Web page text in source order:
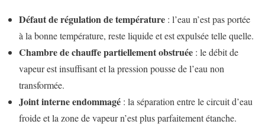
Défaut de régulation de température : l’eau n’est pas portée
à la bonne température, reste liquide et est expulsée telle quelle.
Chambre de chauffe partiellement obstruée : le débit de
vapeur est insuffisant et la pression pousse de l’eau non
transformée.
Joint interne endommagé : la séparation entre le circuit d’eau
froide et la zone de vapeur n’est plus parfaitement étanche.